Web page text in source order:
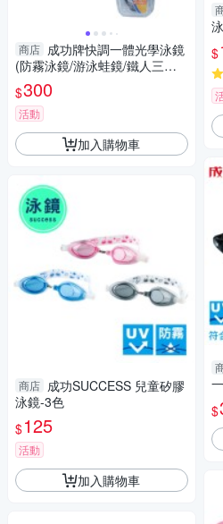
商店 成功牌快調一體光學泳鏡
(防霧泳鏡/游泳蛙鏡/鐵人三項/
塑鋼鏡片/GetSport)
$300
活動
加入購物車
商店 成功SUCCESS 兒童矽膠
泳鏡-3色
$125
活動
加入購物車
$
$